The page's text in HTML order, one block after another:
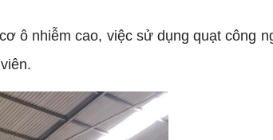
ô nhiễm cao, việc sử dụng quạt công